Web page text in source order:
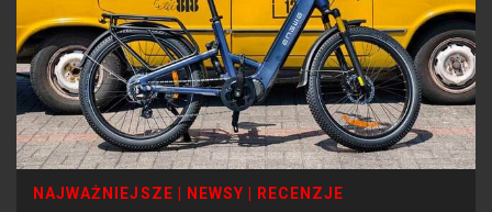
NAJWAŻNIEJSZE NEWSY
RECENZJE